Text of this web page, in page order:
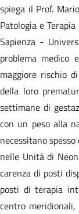
spiega il Prof.
Patologia e
Sapienza -
problema medico
maggiore rischio
della loro
settimane di
con un peso alla
necessitano
nelle Unità di
carenza di posti
posti di terapia
centro